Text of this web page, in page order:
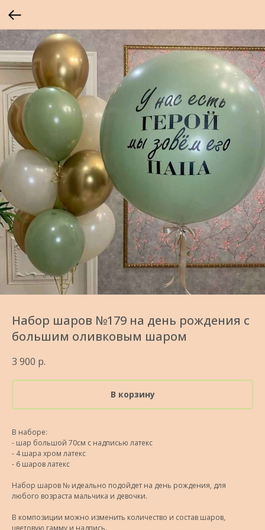
Набор шаров №179 на день рождения с
большим оливковым шаром
3 900 р.
В корзину
В наборе:
- шар большой 70см с надписью латекс
- 4 шара хром латекс
- 6 шаров латекс
Набор шаров № идеально подойдет на день рождения, для
любого возраста мальчика и девочки.
В композиции можно изменить количество и состав шаров,